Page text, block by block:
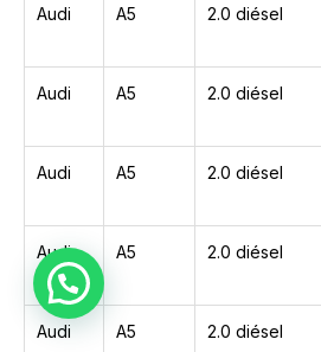
Audi A5 2.0 diésel
Audi A5 2.0 diésel
Audi A5 2.0 diésel
Audi A5 2.0 diésel
Audi A5 2.0 diésel